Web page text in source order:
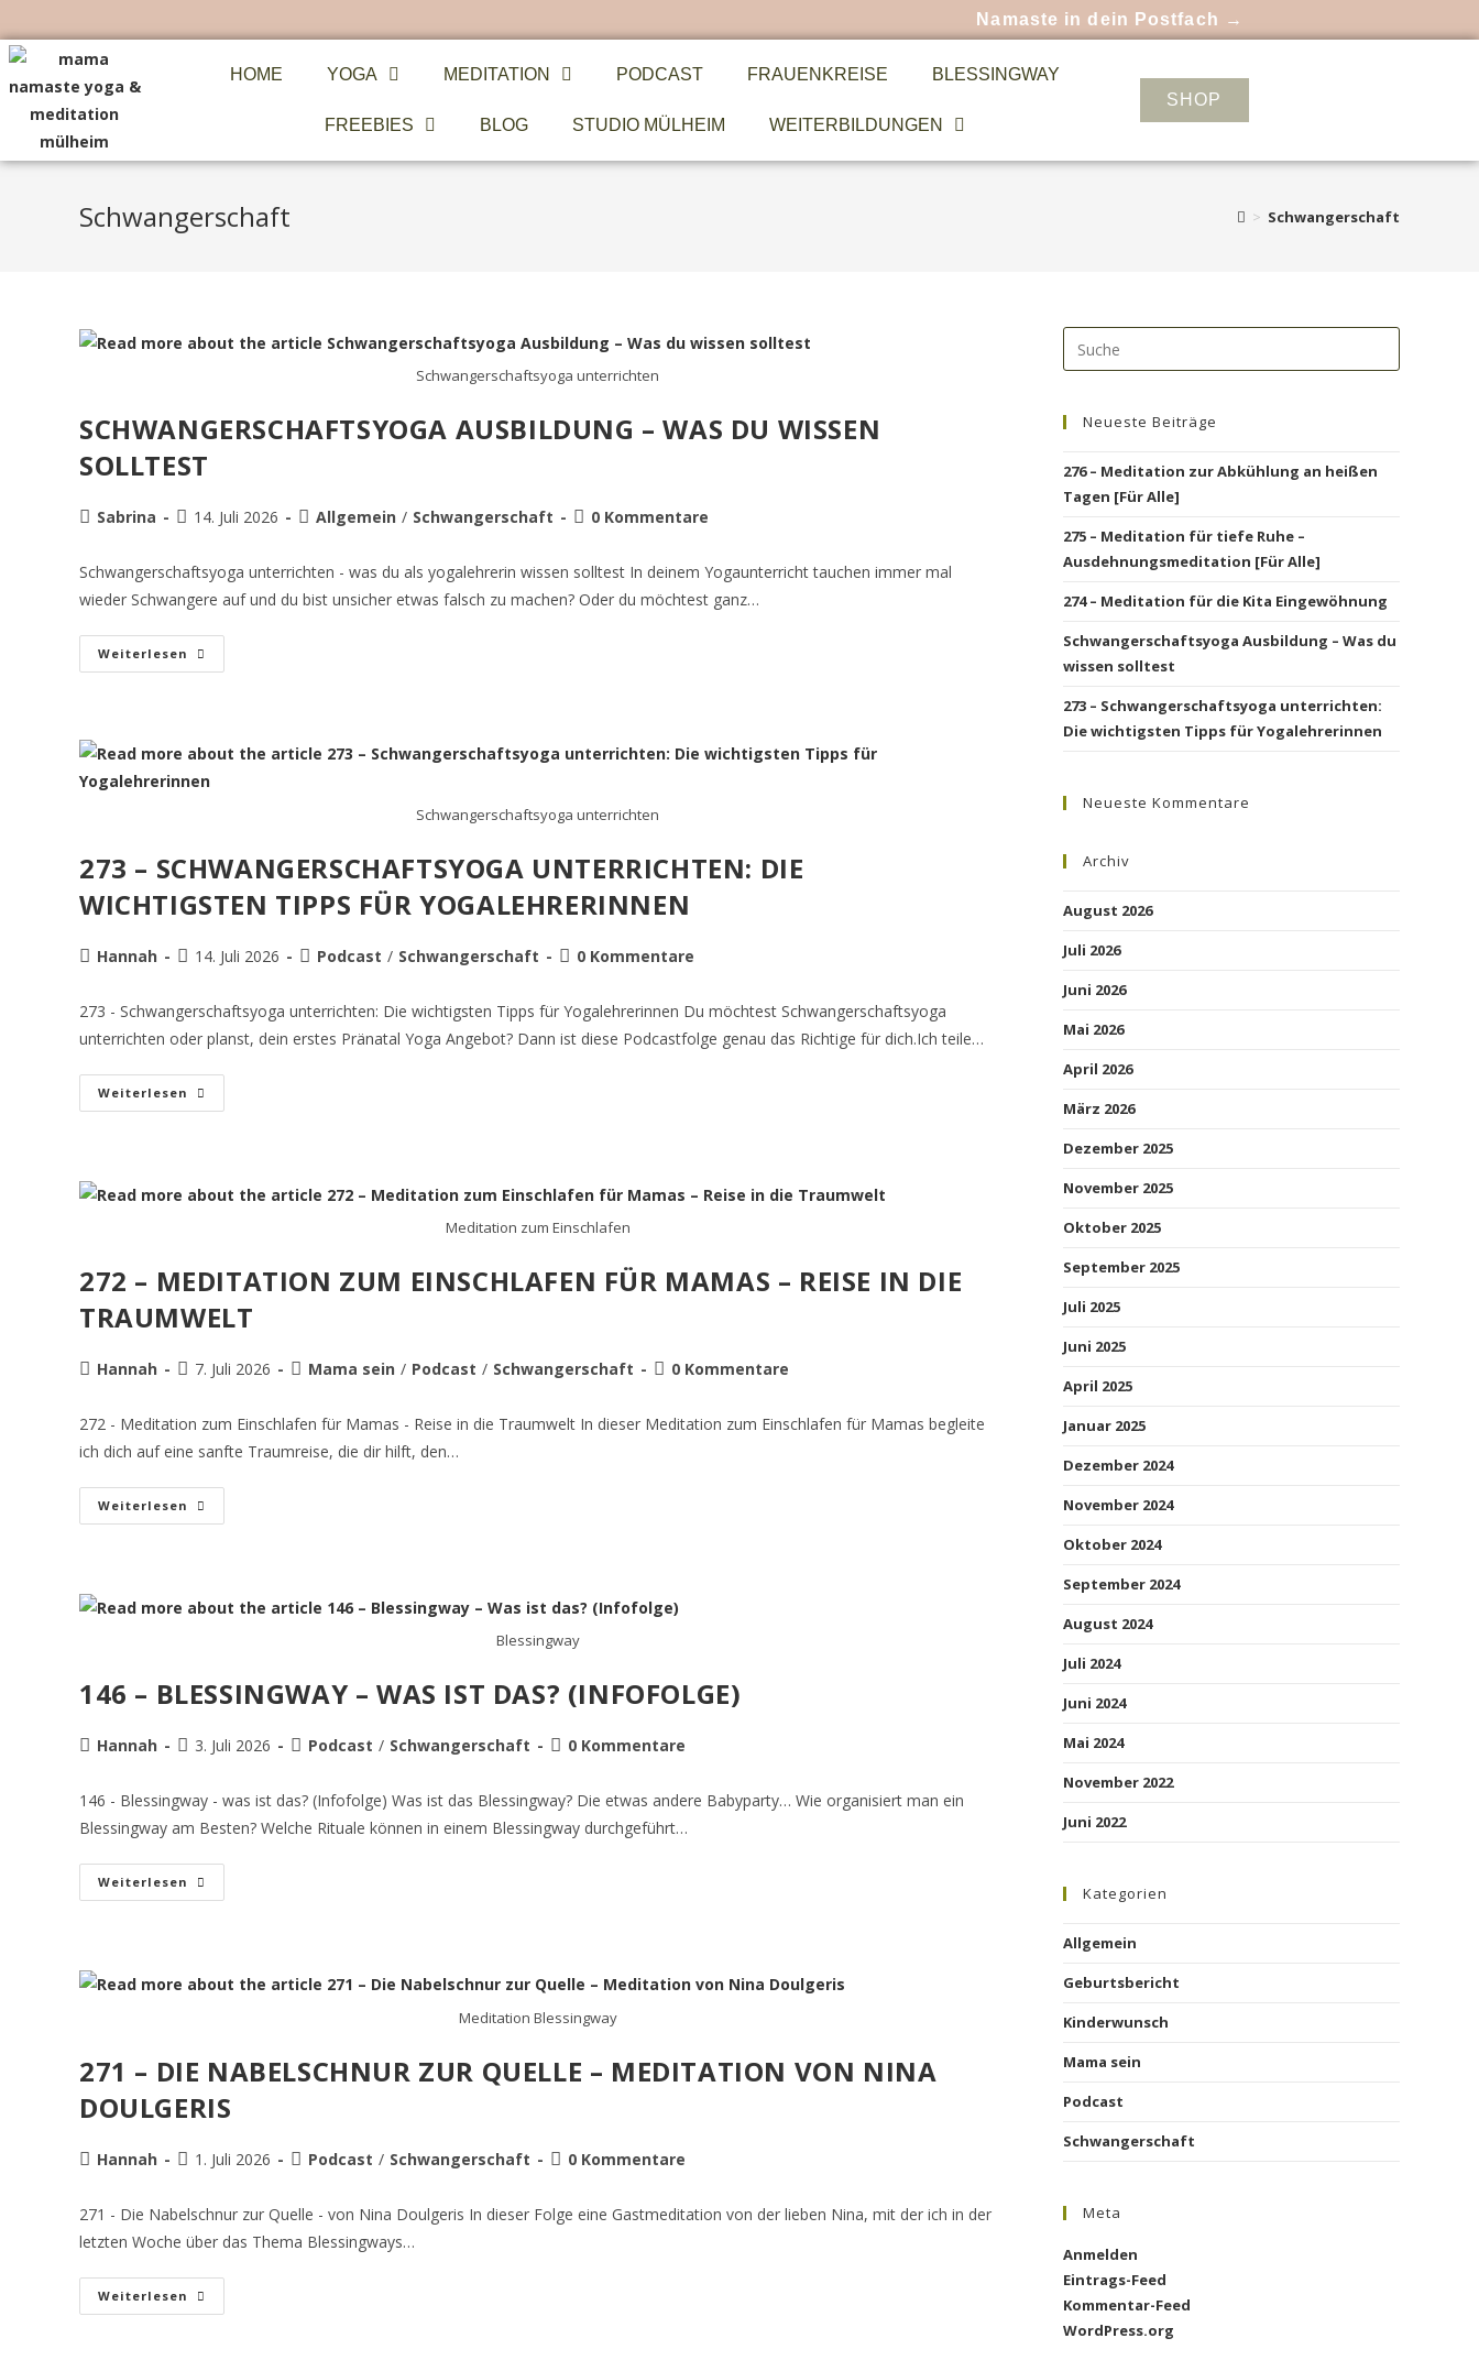
Namaste in dein Postfach →
HOME YOGA MEDITATION PODCAST FRAUENKREISE BLESSINGWAY
FREEBIES BLOG STUDIO MÜLHEIM WEITERBILDUNGEN
SHOP
Schwangerschaft > Schwangerschaft
Schwangerschaftsyoga unterrichten
SCHWANGERSCHAFTSYOGA AUSBILDUNG – WAS DU WISSEN
SOLLTEST
Sabrina 14. Juli 2026 Allgemein / Schwangerschaft 0 Kommentare
Schwangerschaftsyoga unterrichten - was du als yogalehrerin wissen solltest In deinem Yogaunterricht tauchen immer mal
wieder Schwangere auf und du bist unsicher etwas falsch zu machen? Oder du möchtest ganz…
Weiterlesen
Schwangerschaftsyoga unterrichten
273 – SCHWANGERSCHAFTSYOGA UNTERRICHTEN: DIE
WICHTIGSTEN TIPPS FÜR YOGALEHRERINNEN
Hannah 14. Juli 2026 Podcast / Schwangerschaft 0 Kommentare
273 - Schwangerschaftsyoga unterrichten: Die wichtigsten Tipps für Yogalehrerinnen Du möchtest Schwangerschaftsyoga
unterrichten oder planst, dein erstes Pränatal Yoga Angebot? Dann ist diese Podcastfolge genau das Richtige für dich.Ich teile…
Weiterlesen
Meditation zum Einschlafen
272 – MEDITATION ZUM EINSCHLAFEN FÜR MAMAS – REISE IN DIE
TRAUMWELT
Hannah 7. Juli 2026 Mama sein / Podcast / Schwangerschaft 0 Kommentare
272 - Meditation zum Einschlafen für Mamas - Reise in die Traumwelt In dieser Meditation zum Einschlafen für Mamas begleite
ich dich auf eine sanfte Traumreise, die dir hilft, den…
Weiterlesen
Blessingway
146 – BLESSINGWAY – WAS IST DAS? (INFOFOLGE)
Hannah 3. Juli 2026 Podcast / Schwangerschaft 0 Kommentare
146 - Blessingway - was ist das? (Infofolge) Was ist das Blessingway? Die etwas andere Babyparty… Wie organisiert man ein
Blessingway am Besten? Welche Rituale können in einem Blessingway durchgeführt…
Weiterlesen
Meditation Blessingway
271 – DIE NABELSCHNUR ZUR QUELLE – MEDITATION VON NINA
DOULGERIS
Hannah 1. Juli 2026 Podcast / Schwangerschaft 0 Kommentare
271 - Die Nabelschnur zur Quelle - von Nina Doulgeris In dieser Folge eine Gastmeditation von der lieben Nina, mit der ich in der
letzten Woche über das Thema Blessingways…
Weiterlesen
Neueste Beiträge
276 – Meditation zur Abkühlung an heißen
Tagen [Für Alle]
275 – Meditation für tiefe Ruhe –
Ausdehnungsmeditation [Für Alle]
274 – Meditation für die Kita Eingewöhnung
Schwangerschaftsyoga Ausbildung – Was du
wissen solltest
273 – Schwangerschaftsyoga unterrichten:
Die wichtigsten Tipps für Yogalehrerinnen
Neueste Kommentare
Archiv
August 2026
Juli 2026
Juni 2026
Mai 2026
April 2026
März 2026
Dezember 2025
November 2025
Oktober 2025
September 2025
Juli 2025
Juni 2025
April 2025
Januar 2025
Dezember 2024
November 2024
Oktober 2024
September 2024
August 2024
Juli 2024
Juni 2024
Mai 2024
November 2022
Juni 2022
Kategorien
Allgemein
Geburtsbericht
Kinderwunsch
Mama sein
Podcast
Schwangerschaft
Meta
Anmelden
Eintrags-Feed
Kommentar-Feed
WordPress.org